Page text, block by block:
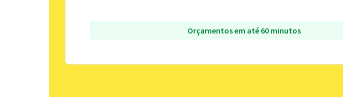
Orçamentos em até 60 minutos